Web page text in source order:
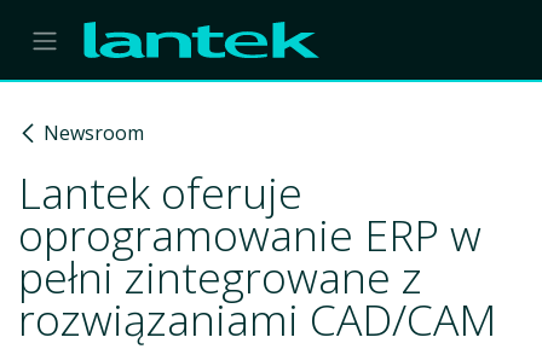
Skip to Content
Newsroom
Lantek oferuje
oprogramowanie ERP w
pełni zintegrowane z
rozwiązaniami CAD/CAM